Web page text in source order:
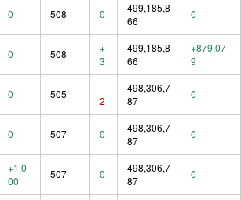
0 508 0
499,185,8
66
0
0 508
+
3
499,185,8
66
+879,07
9
0 505
-
2
498,306,7
87
0
0 507 0
498,306,7
87
0
+1,0
00
507 0
498,306,7
87
0